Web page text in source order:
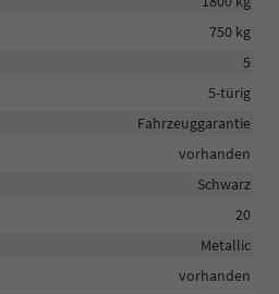
750 kg
5
5-türig
Fahrzeuggarantie
vorhanden
Schwarz
20
Metallic
vorhanden